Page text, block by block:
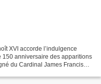
XVI accorde l’indulgence
150 anniversaire des apparitions
du Cardinal James Francis